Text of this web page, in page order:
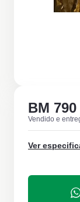
BM 790
Vendido e
Ver